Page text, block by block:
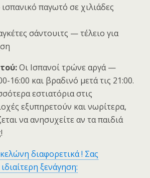
παγωτό σε χιλιάδες
σάντουιτς — τέλειο για
Οι Ισπανοί τρώνε αργά —
16:00 και βραδινό μετά τις 21:00.
εστιατόρια στις
εξυπηρετούν και νωρίτερα,
να ανησυχείτε αν τα παιδιά
διαφορετικά ! Σας
ξενάγηση: